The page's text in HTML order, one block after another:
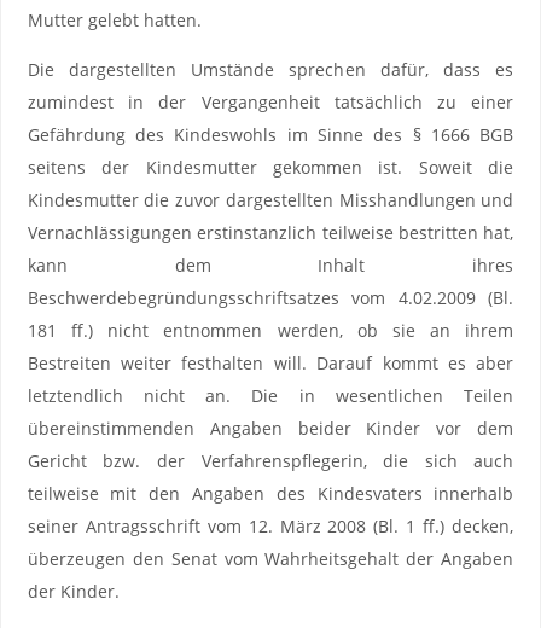
Mutter gelebt hatten.
Die dargestellten Umstände sprechen dafür, dass es
zumindest in der Vergangenheit tatsächlich zu einer
Gefährdung des Kindeswohls im Sinne des § 1666 BGB
seitens der Kindesmutter gekommen ist. Soweit die
Kindesmutter die zuvor dargestellten Misshandlungen und
Vernachlässigungen erstinstanzlich teilweise bestritten hat,
kann dem Inhalt ihres
Beschwerdebegründungsschriftsatzes vom 4.02.2009 (Bl.
181 ff.) nicht entnommen werden, ob sie an ihrem
Bestreiten weiter festhalten will. Darauf kommt es aber
letztendlich nicht an. Die in wesentlichen Teilen
übereinstimmenden Angaben beider Kinder vor dem
Gericht bzw. der Verfahrenspflegerin, die sich auch
teilweise mit den Angaben des Kindesvaters innerhalb
seiner Antragsschrift vom 12. März 2008 (Bl. 1 ff.) decken,
überzeugen den Senat vom Wahrheitsgehalt der Angaben
der Kinder.